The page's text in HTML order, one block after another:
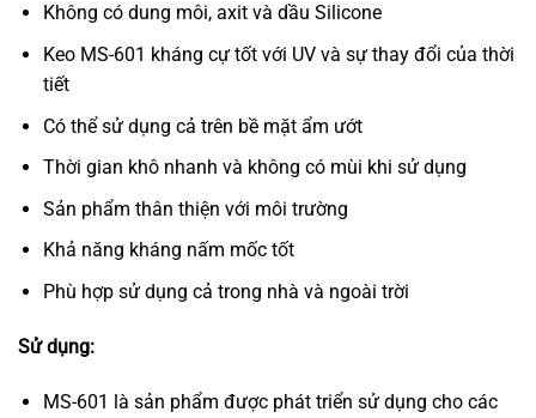
Không có dung môi, axit và dầu Silicone
Keo MS-601 kháng cự tốt với UV và sự thay đổi của thời
tiết
Có thể sử dụng cả trên bề mặt ẩm ướt
Thời gian khô nhanh và không có mùi khi sử dụng
Sản phẩm thân thiện với môi trường
Khả năng kháng nấm mốc tốt
Phù hợp sử dụng cả trong nhà và ngoài trời
Sử dụng:
MS-601 là sản phẩm được phát triển sử dụng cho các